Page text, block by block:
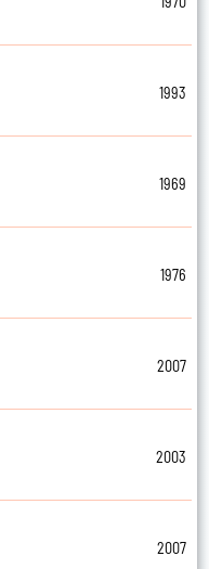
1993
1969
1976
2007
2003
2007